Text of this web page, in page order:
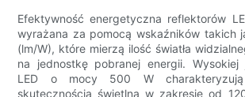
Efektywność energetyczna reflektorów
wyrażana za pomocą wskaźników takich
(lm/W), które mierzą ilość światła
na jednostkę pobranej energii. Wysokiej
LED o mocy 500 W
skutecznością świetlną w zakresie od